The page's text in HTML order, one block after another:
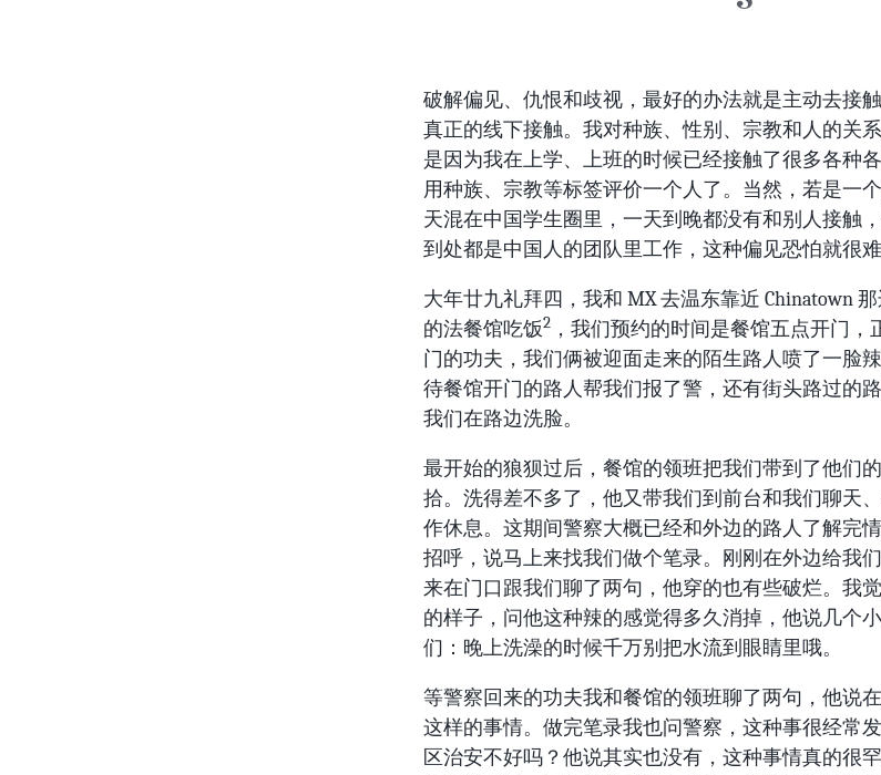
破解偏见、仇恨和歧视，最好的办法就是主动去接
真正的线下接触。我对种族、性别、宗教和人的关
是因为我在上学、上班的时候已经接触了很多各种
用种族、宗教等标签评价一个人了。当然，若是一
天混在中国学生圈里，一天到晚都没有和别人接触
到处都是中国人的团队里工作，这种偏见恐怕就很难
大年廿九礼拜四，我和 MX 去温东靠近 Chinatown
的法餐馆吃饭2 ，我们预约的时间是餐馆五点开门
门的功夫，我们俩被迎面走来的陌生路人喷了一脸
待餐馆开门的路人帮我们报了警，还有街头路过的
我们在路边洗脸。
最开始的狼狈过后，餐馆的领班把我们带到了他们
拾。洗得差不多了，他又带我们到前台和我们聊天
作休息。这期间警察大概已经和外边的路人了解完
招呼，说马上来找我们做个笔录。刚刚在外边给我
来在门口跟我们聊了两句，他穿的也有些破烂。我
的样子，问他这种辣的感觉得多久消掉，他说几个
们：晚上洗澡的时候千万别把水流到眼睛里哦。
等警察回来的功夫我和餐馆的领班聊了两句，他说
这样的事情。做完笔录我也问警察，这种事很经常
区治安不好吗？他说其实也没有，这种事情真的很